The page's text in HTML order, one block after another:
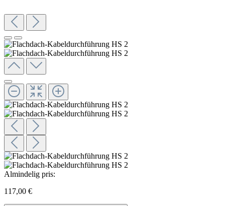
Almindelig pris:
117,00 €